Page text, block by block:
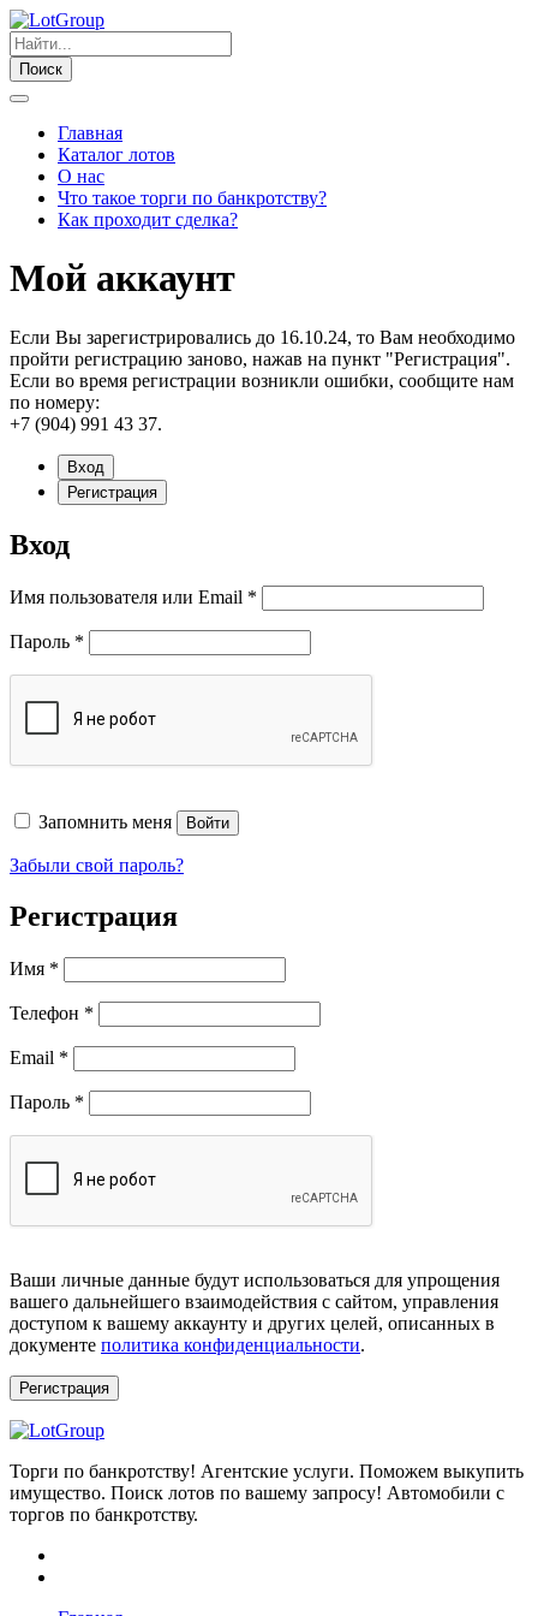
Поиск
Главная
Каталог лотов
О нас
Что такое торги по банкротству?
Как проходит сделка?
Мой аккаунт
Если Вы зарегистрировались до 16.10.24, то Вам необходимо
пройти регистрацию заново, нажав на пункт "Регистрация".
Если во время регистрации возникли ошибки, сообщите нам
по номеру:
+7 (904) 991 43 37.
Вход
Регистрация
Вход
Имя пользователя или Email *
Пароль *
Запомнить меня Войти
Забыли свой пароль?
Регистрация
Имя *
Телефон *
Email *
Пароль *
Ваши личные данные будут использоваться для упрощения
вашего дальнейшего взаимодействия с сайтом, управления
доступом к вашему аккаунту и других целей, описанных в
документе политика конфиденциальности.
Регистрация
Торги по банкротству! Агентские услуги. Поможем выкупить
имущество. Поиск лотов по вашему запросу! Автомобили с
торгов по банкротству.